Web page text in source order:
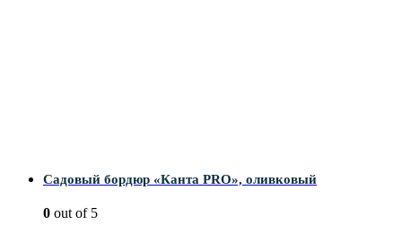
Садовый бордюр «Канта PRO», оливковый
0 out of 5